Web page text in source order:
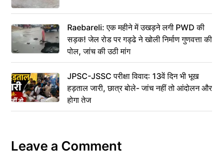
Raebareli: एक महीने में उखड़ने लगी PWD की
सड़क! जेल रोड पर गड्ढे ने खोली निर्माण गुणवत्ता की
पोल, जांच की उठी मांग
JPSC-JSSC परीक्षा विवाद: 13वें दिन भी भूख
हड़ताल जारी, छात्र बोले- जांच नहीं तो आंदोलन और
होगा तेज
Leave a Comment